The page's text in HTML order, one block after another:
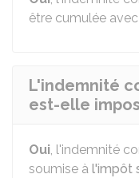
être cumulée
L'indemnité
est-elle
Oui, l'indemnité
soumise à l'impôt